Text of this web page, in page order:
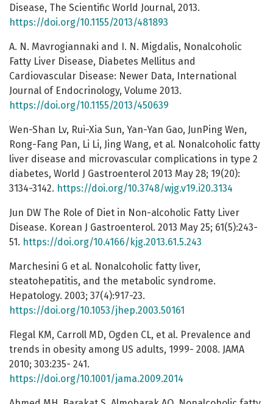
Disease, The Scientific World Journal, 2013.
https://doi.org/10.1155/2013/481893
A. N. Mavrogiannaki and I. N. Migdalis, Nonalcoholic
Fatty Liver Disease, Diabetes Mellitus and
Cardiovascular Disease: Newer Data, International
Journal of Endocrinology, Volume 2013.
https://doi.org/10.1155/2013/450639
Wen-Shan Lv, Rui-Xia Sun, Yan-Yan Gao, JunPing Wen,
Rong-Fang Pan, Li Li, Jing Wang, et al. Nonalcoholic fatty
liver disease and microvascular complications in type 2
diabetes, World J Gastroenterol 2013 May 28; 19(20):
3134-3142. https://doi.org/10.3748/wjg.v19.i20.3134
Jun DW The Role of Diet in Non-alcoholic Fatty Liver
Disease. Korean J Gastroenterol. 2013 May 25; 61(5):243-
51. https://doi.org/10.4166/kjg.2013.61.5.243
Marchesini G et al. Nonalcoholic fatty liver,
steatohepatitis, and the metabolic syndrome.
Hepatology. 2003; 37(4):917-23.
https://doi.org/10.1053/jhep.2003.50161
Flegal KM, Carroll MD, Ogden CL, et al. Prevalence and
trends in obesity among US adults, 1999- 2008. JAMA
2010; 303:235- 241.
https://doi.org/10.1001/jama.2009.2014